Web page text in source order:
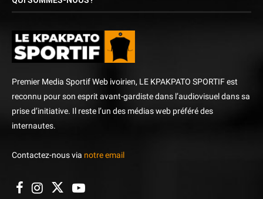
Premier Media Sportif Web ivoirien, LE KPAKPATO SPORTIF est
reconnu pour son esprit avant-gardiste dans l’audiovisuel dans sa
prise d’initiative. Il reste l’un des médias web préféré des
internautes.
Contactez-nous via notre email